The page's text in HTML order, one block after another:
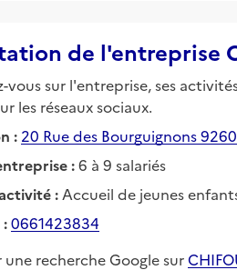
de l'entreprise
vous sur l'entreprise, ses
les réseaux sociaux.
: 20 Rue des Bourguignons
:6 à 9 salariés
: Accueil de jeunes
0661423834
une recherche Google sur